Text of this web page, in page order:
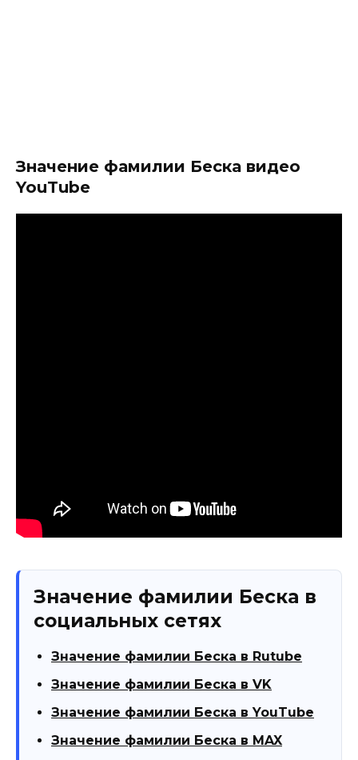
Значение фамилии Беска видео
YouTube
Значение фамилии Беска в
социальных сетях
Значение фамилии Беска в Rutube
Значение фамилии Беска в VK
Значение фамилии Беска в YouTube
Значение фамилии Беска в MAX